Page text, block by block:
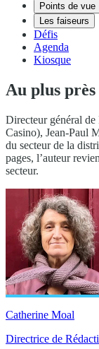
Points de vue
Les faiseurs
Défis
Agenda
Kiosque
Au plus
Directeur général
Casino), Jean-Paul
du secteur de la
pages, l’auteur
secteur.
Catherine Moal
Directrice de